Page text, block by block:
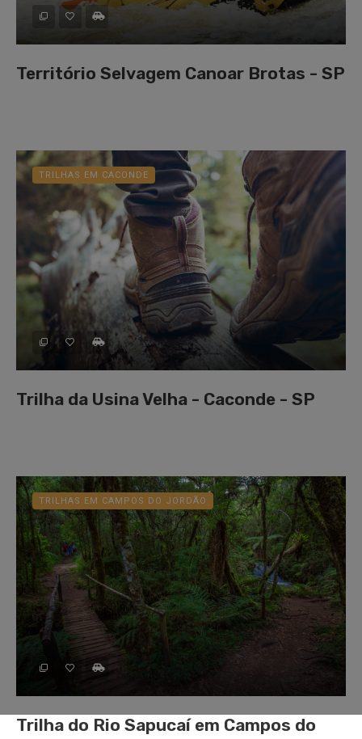
Território Selvagem Canoar Brotas - SP
TRILHAS EM CACONDE
Trilha da Usina Velha - Caconde - SP
TRILHAS EM CAMPOS DO JORDÃO
Trilha do Rio Sapucaí em Campos do